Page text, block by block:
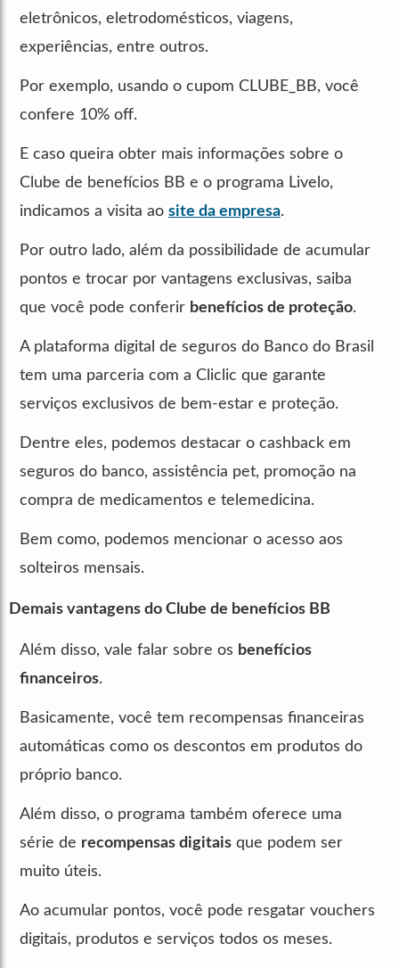
eletrônicos, eletrodomésticos, viagens,
experiências, entre outros.
Por exemplo, usando o cupom CLUBE_BB, você
confere 10% off.
E caso queira obter mais informações sobre o
Clube de benefícios BB e o programa Livelo,
indicamos a visita ao site da empresa.
Por outro lado, além da possibilidade de acumular
pontos e trocar por vantagens exclusivas, saiba
que você pode conferir benefícios de proteção.
A plataforma digital de seguros do Banco do Brasil
tem uma parceria com a Cliclic que garante
serviços exclusivos de bem-estar e proteção.
Dentre eles, podemos destacar o cashback em
seguros do banco, assistência pet, promoção na
compra de medicamentos e telemedicina.
Bem como, podemos mencionar o acesso aos
solteiros mensais.
Demais vantagens do Clube de benefícios BB
Além disso, vale falar sobre os benefícios
financeiros.
Basicamente, você tem recompensas financeiras
automáticas como os descontos em produtos do
próprio banco.
Além disso, o programa também oferece uma
série de recompensas digitais que podem ser
muito úteis.
Ao acumular pontos, você pode resgatar vouchers
digitais, produtos e serviços todos os meses.